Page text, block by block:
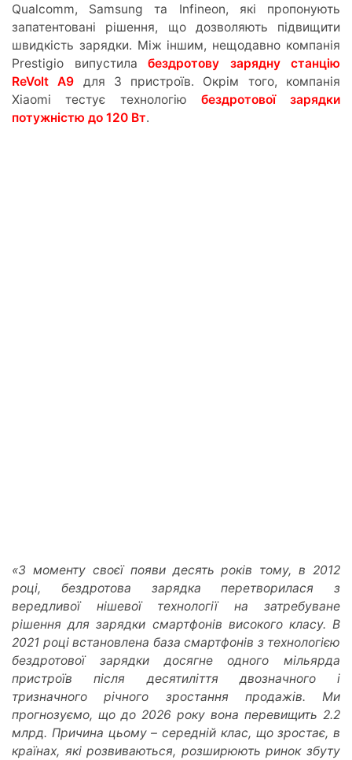
Qualcomm, Samsung та Infineon, які пропонують
запатентовані рішення, що дозволяють підвищити
швидкість зарядки. Між іншим, нещодавно компанія
Prestigio випустила бездротову зарядну станцію
ReVolt A9 для 3 пристроїв. Окрім того, компанія
Xiaomi тестує технологію бездротової зарядки
потужністю до 120 Вт.
«З моменту своєї появи десять років тому, в 2012
році, бездротова зарядка перетворилася з
вередливої нішевої технології на затребуване
рішення для зарядки смартфонів високого класу. В
2021 році встановлена ​​база смартфонів з технологією
бездротової зарядки досягне одного мільярда
пристроїв після десятиліття двозначного і
тризначного річного зростання продажів. Ми
прогнозуємо, що до 2026 року вона перевищить 2.2
млрд. Причина цьому – середній клас, що зростає, в
країнах, які розвиваються, розширюють ринок збуту